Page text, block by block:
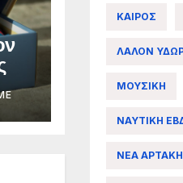
ΚΑΙΡΟΣ
ΛΑΛΟΝ
ΜΟΥΣΙΚΗ
ΝΑΥΤΙΚΗ
ΝΕΑ ΑΡΤΑΚΗ